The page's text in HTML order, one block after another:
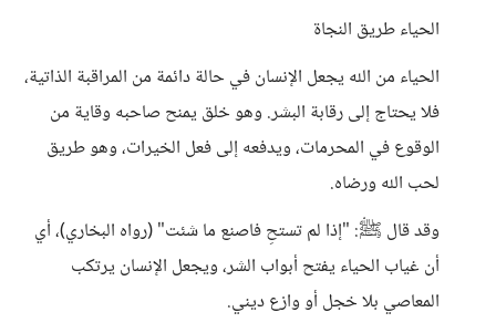
الحياء طريق النجاة
الحياء من الله يجعل الإنسان في حالة دائمة من المراقبة الذاتية،
فلا يحتاج إلى رقابة البشر. وهو خلق يمنح صاحبه وقاية من
الوقوع في المحرمات، ويدفعه إلى فعل الخيرات، وهو طريق
لحب الله ورضاه.
وقد قال ﷺ: "إذا لم تستحِ فاصنع ما شئت" (رواه البخاري)، أي
أن غياب الحياء يفتح أبواب الشر، ويجعل الإنسان يرتكب
المعاصي بلا خجل أو وازع ديني.